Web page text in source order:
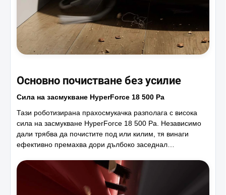
Основно почистване без усилие
Сила на засмукване HyperForce 18 500 Pa
Тази роботизирана прахосмукачка разполага с висока
сила на засмукване HyperForce 18 500 Pa. Независимо
дали трябва да почистите под или килим, тя винаги
ефективно премахва дори дълбоко заседнал…